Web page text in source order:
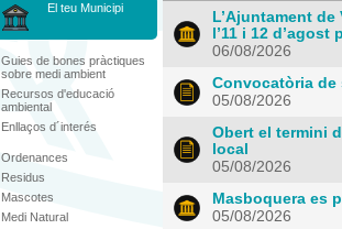
El teu Municipi
Guies de bones pràctiques
sobre medi ambient
Recursos d'educació
ambiental
Enllaços d´interés
Ordenances
Residus
Mascotes
Medi Natural
L’Ajuntament
l’11 i 12
06/08/2026
Convocatòria de
05/08/2026
Obert el termini
local
05/08/2026
Masboquera es
05/08/2026